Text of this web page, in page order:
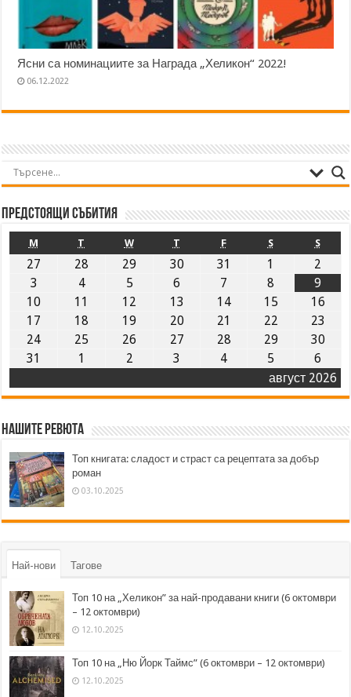
Ясни са номинациите за Награда „Хеликон“ 2022!
06.12.2022
Предстоящи събития
август 2026
M T W T F S S
27 28 29 30 31 1
2
3
4 5 6 7 8
9
10
11 12 13 14 15
16
17
18 19 20 21 22
23
24
25 26 27 28 29
30
31
1 2 3 4 5 6
Нашите ревюта
Топ книгата: сладост и страст са рецептата за добър
роман
03.10.2025
Най-нови Тагове
Топ 10 на „Хеликон” за най-продавани книги (6 октомври
– 12 октомври)
12.10.2025
Топ 10 на „Ню Йорк Таймс” (6 октомври – 12 октомври)
12.10.2025